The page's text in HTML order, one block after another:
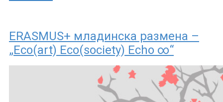
ERASMUS+ младинска размена –
„Eco(art) Eco(society) Echo ∞“